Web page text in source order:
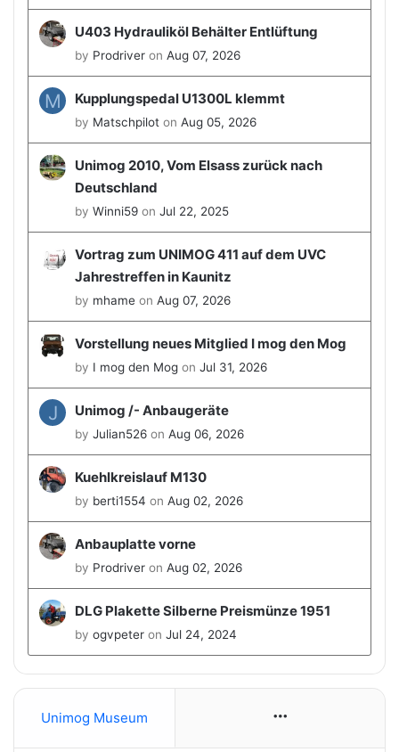
U403 Hydrauliköl Behälter Entlüftung
by Prodriver on Aug 07, 2026
M Kupplungspedal U1300L klemmt
by Matschpilot on Aug 05, 2026
Unimog 2010, Vom Elsass zurück nach
Deutschland
by Winni59 on Jul 22, 2025
Vortrag zum UNIMOG 411 auf dem UVC
Jahrestreffen in Kaunitz
by mhame on Aug 07, 2026
Vorstellung neues Mitglied I mog den Mog
by I mog den Mog on Jul 31, 2026
J Unimog /- Anbaugeräte
by Julian526 on Aug 06, 2026
Kuehlkreislauf M130
by berti1554 on Aug 02, 2026
Anbauplatte vorne
by Prodriver on Aug 02, 2026
DLG Plakette Silberne Preismünze 1951
by ogvpeter on Jul 24, 2024
Unimog Museum